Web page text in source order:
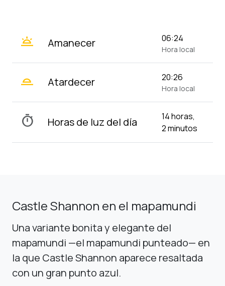
wb_twilight Amanecer 06:24
Hora local
wb_twilight_2 Atardecer 20:26
Hora local
timer Horas de luz del día
14 horas,
2 minutos
Castle Shannon en el mapamundi
Una variante bonita y elegante del
mapamundi —el mapamundi punteado— en
la que Castle Shannon aparece resaltada
con un gran punto azul.